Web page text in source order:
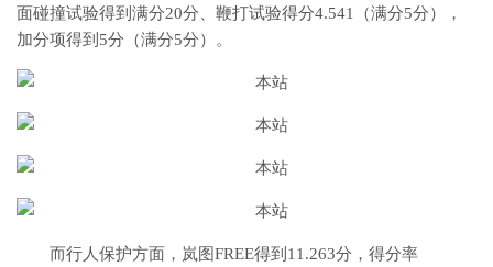
面碰撞试验得到满分20分、鞭打试验得分4.541（满分5分），
加分项得到5分（满分5分）。
而行人保护方面，岚图FREE得到11.263分，得分率